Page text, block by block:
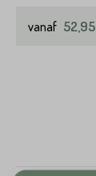
vanaf 52,95